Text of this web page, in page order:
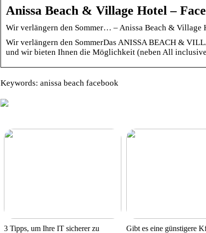
Anissa Beach & Village Hotel –
Wir verlängern den Sommer… – Anissa Beach & Village
Wir verlängern den SommerDas ANISSA BEACH &
und wir bieten Ihnen die Möglichkeit (neben All
Keywords: anissa beach facebook
3 Tipps, um Ihre IT sicherer zu
Gibt es eine günstigere